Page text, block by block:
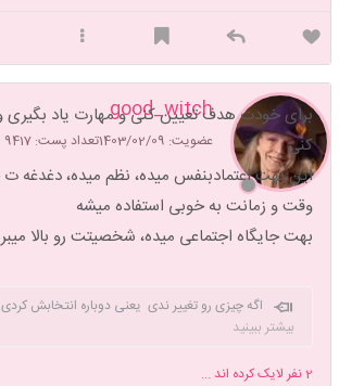
good_witch
عضویت: 1403/02/09 تعداد پست: 9417
برای خودت هدف تعیین کنی و مهارت یاد
کنی
این بهت اعتمادبنفس میده، نظم میده، دغدغه
وقت و زمانت به خوبی استفاده میشه
بهت جایگاه اجتماعی میده، شخصیتت رو بالا
can trust me , I'm a good Witchبیشتر ببینید
2نفر لایک کرده اند ...